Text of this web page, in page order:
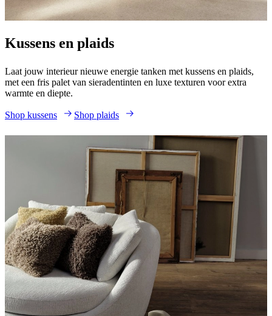
Kussens en plaids
Laat jouw interieur nieuwe energie tanken met kussens en plaids,
met een fris palet van sieradentinten en luxe texturen voor extra
warmte en diepte.
Shop kussens Shop plaids